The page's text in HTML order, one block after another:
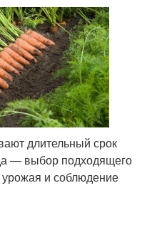
длительный срок
— выбор подходящего
и соблюдение